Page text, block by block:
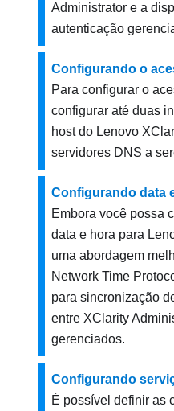
Administrator e a
autenticação
Configurando o
Para configurar o
configurar até duas
host do Lenovo
servidores DNS a
Configurando data
Embora você possa
data e hora para
uma abordagem
Network Time
para sincronização
entre XClarity
gerenciados.
Configurando
É possível definir as